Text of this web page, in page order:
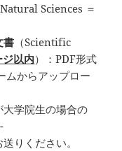
Sciences ＝
書 （Scientific
ジ以内）：PDF形式
ムからアップロー
大学院生の場合の
りください。